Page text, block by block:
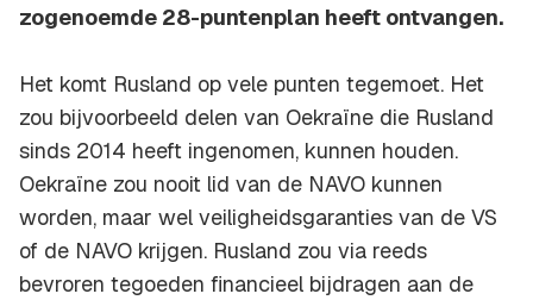
zogenoemde 28-puntenplan heeft ontvangen.
Het komt Rusland op vele punten tegemoet. Het
zou bijvoorbeeld delen van Oekraïne die Rusland
sinds 2014 heeft ingenomen, kunnen houden.
Oekraïne zou nooit lid van de NAVO kunnen
worden, maar wel veiligheidsgaranties van de VS
of de NAVO krijgen. Rusland zou via reeds
bevroren tegoeden financieel bijdragen aan de